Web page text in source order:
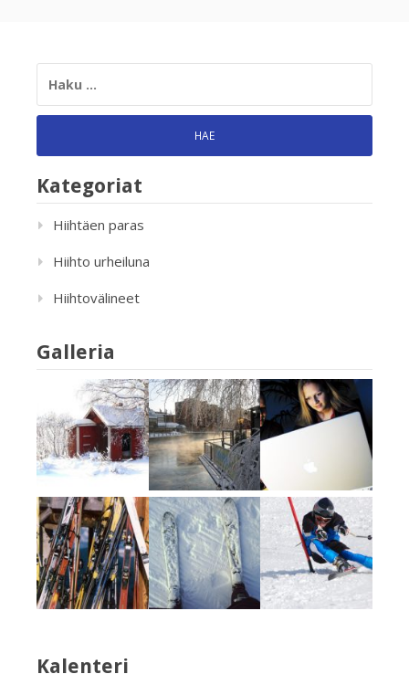
Kategoriat
Hiihtäen paras
Hiihto urheiluna
Hiihtovälineet
Galleria
Kalenteri